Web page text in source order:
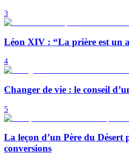
3
Léon XIV : “La prière est un
4
Changer de vie : le conseil
5
La leçon d’un Père du Désert
conversions